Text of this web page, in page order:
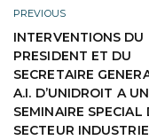
PREVIOUS
INTERVENTIONS DU
PRESIDENT ET DU
SECRETAIRE
A.I. D’UNIDROIT A UN
SEMINAIRE SPECIAL
SECTEUR